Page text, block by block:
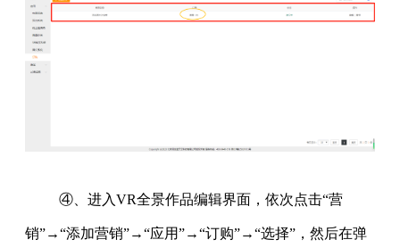
④、进入VR全景作品编辑界面，依次点击“营
销”→“添加营销”→“应用”→“订购”→“选择”，然后在弹